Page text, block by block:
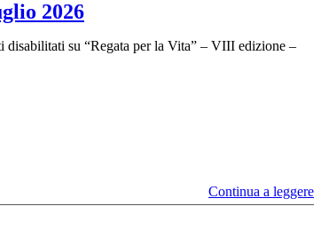
2026
disabilitati su “Regata per la Vita” – VIII edizione –
Continua a leggere